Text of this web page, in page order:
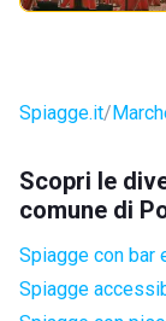
Spiagge.it
Scopri le
comune di
Spiagge con bar
Spiagge